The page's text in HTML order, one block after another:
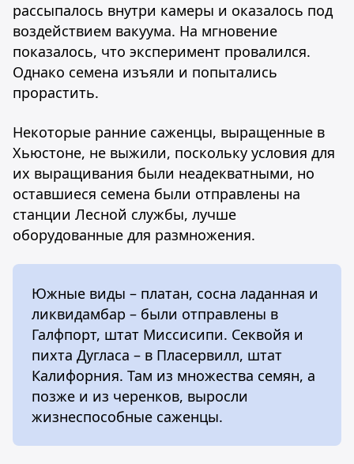
рассыпалось внутри камеры и оказалось под
воздействием вакуума. На мгновение
показалось, что эксперимент провалился.
Однако семена изъяли и попытались
прорастить.
Некоторые ранние саженцы, выращенные в
Хьюстоне, не выжили, поскольку условия для
их выращивания были неадекватными, но
оставшиеся семена были отправлены на
станции Лесной службы, лучше
оборудованные для размножения.
Южные виды – платан, сосна ладанная и
ликвидамбар – были отправлены в
Галфпорт, штат Миссисипи. Секвойя и
пихта Дугласа – в Пласервилл, штат
Калифорния. Там из множества семян, а
позже и из черенков, выросли
жизнеспособные саженцы.